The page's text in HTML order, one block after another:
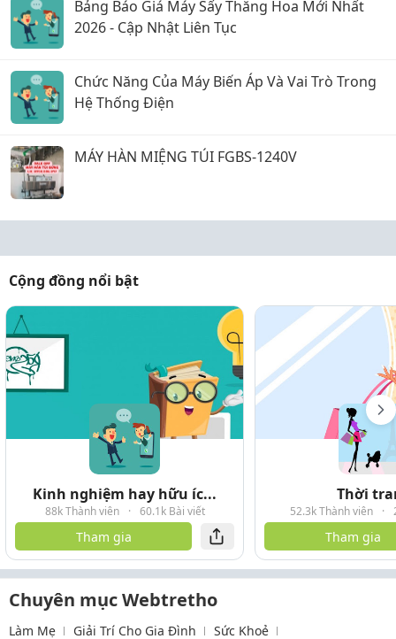
Bảng Báo Giá Máy Sấy Thăng Hoa Mới Nhất
2026 - Cập Nhật Liên Tục
Chức Năng Của Máy Biến Áp Và Vai Trò Trong
Hệ Thống Điện
MÁY HÀN MIỆNG TÚI FGBS-1240V
Cộng đồng nổi bật
Kinh nghiệm hay hữu íc...
88k Thành viên · 60.1k Bài viết
Tham gia
Thời
52.3k Thành viên ·
Tham gia
Chuyên mục Webtretho
Làm Mẹ Giải Trí Cho Gia Đình Sức Khoẻ